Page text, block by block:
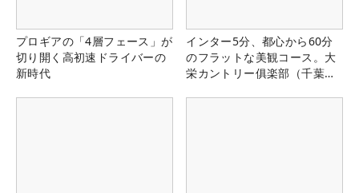
プロギアの「4層フェース」が
切り開く高初速ドライバーの
新時代
インター5分、都心から60分
のフラットな美観コース。大
栄カントリー俱楽部（千葉